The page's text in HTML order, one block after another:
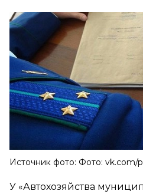
Источник фото: Фото: vk.com/
У «Автохозяйства